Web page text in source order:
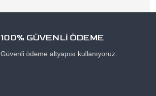
100% GÜVENLİ ÖDEME
Güvenli ödeme altyapısı kullanıyoruz.